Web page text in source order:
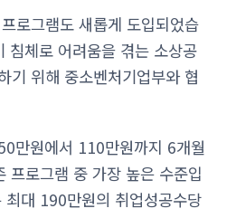
로그램도 새롭게 도입되었습
침체로 어려움을 겪는 소상공
기 위해 중소벤처기업부와 협
만원에서 110만원까지 6개월
프로그램 중 가장 높은 수준입
최대 190만원의 취업성공수당